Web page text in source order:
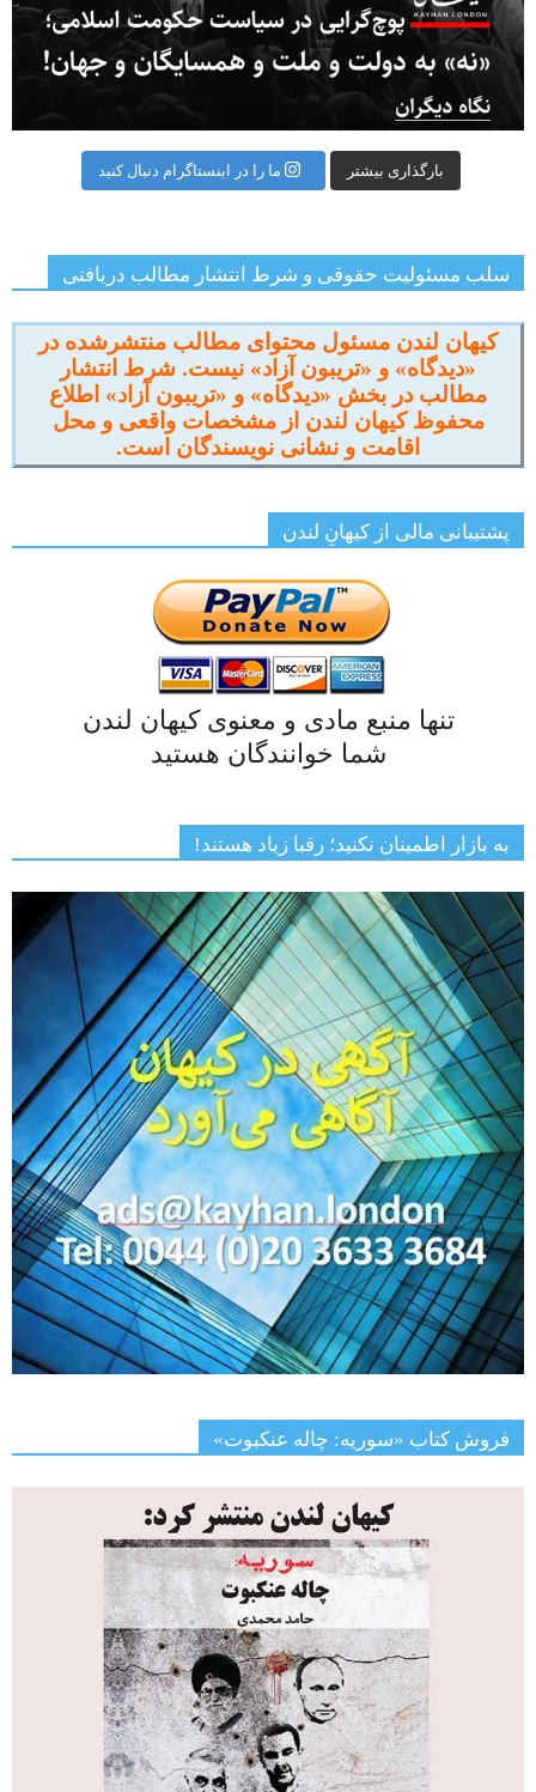
بارگذاری بیشتر ما را در اینستاگرام دنبال کنید
سلب مسئولیت حقوقی و شرط انتشار مطالب دریافتی
کیهان لندن مسئول محتوای مطالب منتشرشده در
«دیدگاه» و «تریبون آزاد» نیست. شرط انتشار
مطالب در بخش «دیدگاه» و «تریبون آزاد» اطلاع
محفوظ کیهان لندن از مشخصات واقعی و محل
اقامت و نشانی نویسندگان است.
پشتیبانی مالی از کیهانِ لندن
تنها منبع مادی و معنوی کیهان لندن
شما خوانندگان هستید
به بازار اطمینان نکنید؛ رقبا زیاد هستند!
فروش کتاب «سوریه: چاله عنکبوت»